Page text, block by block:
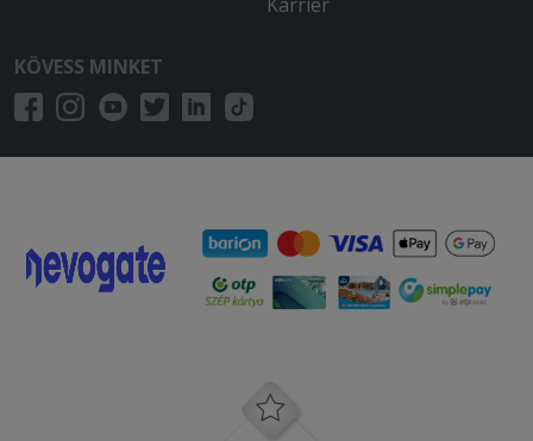
KÖVESS MINKET